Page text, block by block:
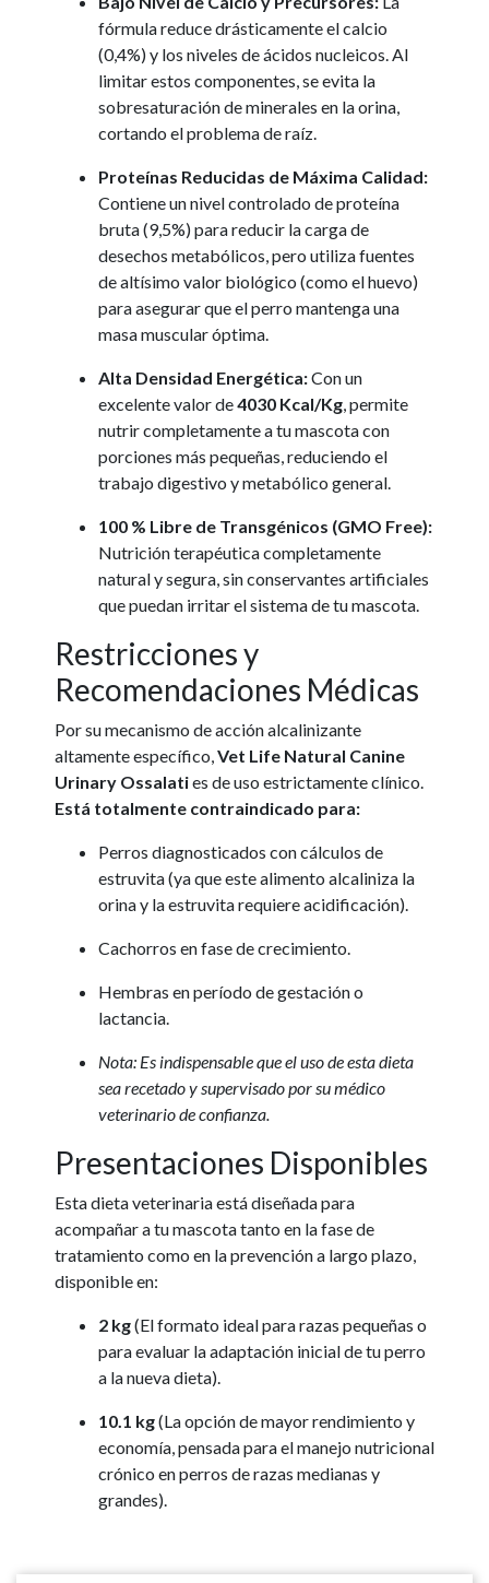
fórmula reduce drásticamente el calcio
(0,4%) y los niveles de ácidos nucleicos. Al
limitar estos componentes, se evita la
sobresaturación de minerales en la orina,
cortando el problema de raíz.
Proteínas Reducidas de Máxima Calidad:
Contiene un nivel controlado de proteína
bruta (9,5%) para reducir la carga de
desechos metabólicos, pero utiliza fuentes
de altísimo valor biológico (como el huevo)
para asegurar que el perro mantenga una
masa muscular óptima.
Alta Densidad Energética:Con un
excelente valor de4030 Kcal/Kg, permite
nutrir completamente a tu mascota con
porciones más pequeñas, reduciendo el
trabajo digestivo y metabólico general.
100 % Libre de Transgénicos (GMO Free):
Nutrición terapéutica completamente
natural y segura, sin conservantes artificiales
que puedan irritar el sistema de tu mascota.
Restricciones y
Recomendaciones Médicas
Por su mecanismo de acción alcalinizante
altamente específico,Vet Life Natural Canine
Urinary Ossalaties de uso estrictamente clínico.
Está totalmente contraindicado para:
Perros diagnosticados con cálculos de
estruvita (ya que este alimento alcaliniza la
orina y la estruvita requiere acidificación).
Cachorros en fase de crecimiento.
Hembras en período de gestación o
lactancia.
Nota: Es indispensable que el uso de esta dieta
sea recetado y supervisado por su médico
veterinario de confianza.
Presentaciones Disponibles
Esta dieta veterinaria está diseñada para
acompañar a tu mascota tanto en la fase de
tratamiento como en la prevención a largo plazo,
disponible en:
2 kg(El formato ideal para razas pequeñas o
para evaluar la adaptación inicial de tu perro
a la nueva dieta).
10.1 kg(La opción de mayor rendimiento y
economía, pensada para el manejo nutricional
crónico en perros de razas medianas y
grandes).